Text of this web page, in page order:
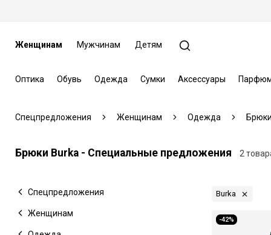
Женщинам Мужчинам Детям
Оптика Обувь Одежда Сумки Аксессуары
Спецпредложения Женщинам Одежда Брюки
Брюки Burka - Специальные предложения 2
Спецпредложения
Женщинам
Burka
-42%